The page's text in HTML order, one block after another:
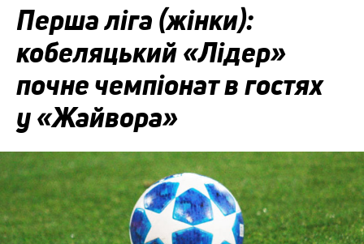
Перша ліга (жінки):
кобеляцький «Лідер»
почне чемпіонат в гостях
у «Жайвора»